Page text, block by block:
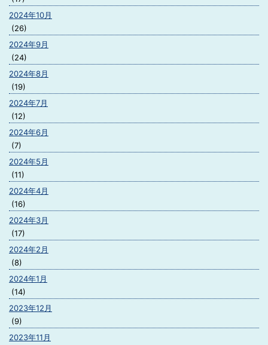
2024年10月
(26)
2024年9月
(24)
2024年8月
(19)
2024年7月
(12)
2024年6月
(7)
2024年5月
(11)
2024年4月
(16)
2024年3月
(17)
2024年2月
(8)
2024年1月
(14)
2023年12月
(9)
2023年11月